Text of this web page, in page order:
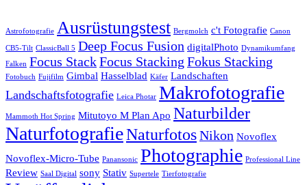
Astrofotografie Ausrüstungstest Bergmolch c't Fotografie Canon
CB5-Tilt ClassicBall 5 Deep Focus Fusion digitalPhoto Dynamikumfang
Falken Focus StackFocus Stacking Fokus Stacking
Fotobuch Fujifilm Gimbal Hasselblad Käfer Landschaften
Landschaftsfotografie Leica Photar Makrofotografie
Mammoth Hot Spring Mitutoyo M Plan Apo Naturbilder
NaturfotografieNaturfotosNikon Novoflex
Novoflex-Micro-Tube Panansonic Photographie Professional Line
Review Saal Digital sony Stativ Supertele Tierfotografie